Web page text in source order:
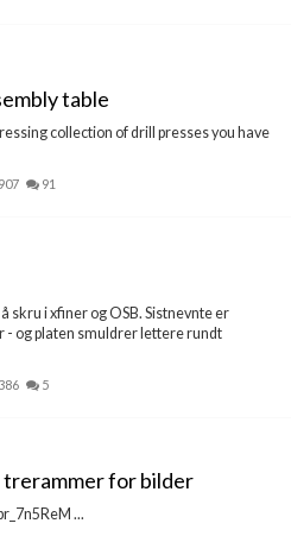
table
collection of drill presses you have
91
skru i xfiner og OSB. Sistnevnte er
- og platen smuldrer lettere rundt
386 5
trerammer for bilder
...